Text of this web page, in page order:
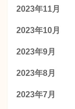
2023年11月
2023年10月
2023年9月
2023年8月
2023年7月